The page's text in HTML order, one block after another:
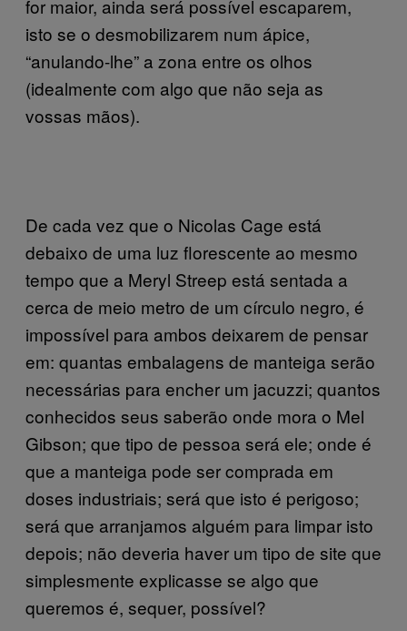
for maior, ainda será possível escaparem,
isto se o desmobilizarem num ápice,
“anulando-lhe” a zona entre os olhos
(idealmente com algo que não seja as
vossas mãos).
De cada vez que o Nicolas Cage está
debaixo de uma luz florescente ao mesmo
tempo que a Meryl Streep está sentada a
cerca de meio metro de um círculo negro, é
impossível para ambos deixarem de pensar
em: quantas embalagens de manteiga serão
necessárias para encher um jacuzzi; quantos
conhecidos seus saberão onde mora o Mel
Gibson; que tipo de pessoa será ele; onde é
que a manteiga pode ser comprada em
doses industriais; será que isto é perigoso;
será que arranjamos alguém para limpar isto
depois; não deveria haver um tipo de site que
simplesmente explicasse se algo que
queremos é, sequer, possível?